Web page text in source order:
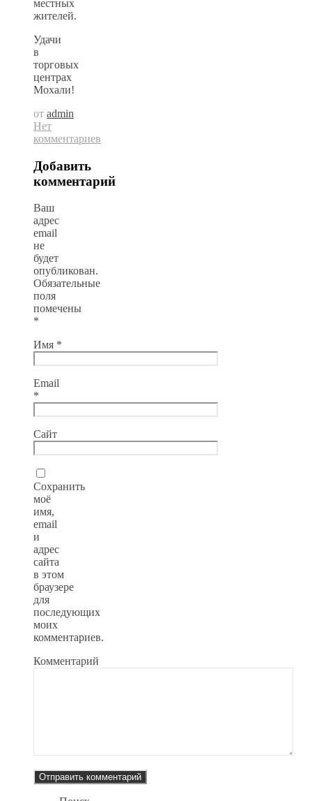
местных
жителей.
Удачи
в
торговых
центрах
Мохали!
от admin
Нет
комментариев
Добавить
комментарий
Ваш
адрес
email
не
будет
опубликован.
Обязательные
поля
помечены
*
Имя *
Email
*
Сайт
Сохранить
моё
имя,
email
и
адрес
сайта
в этом
браузере
для
последующих
моих
комментариев.
Комментарий